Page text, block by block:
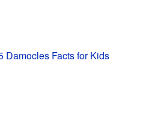
Damocles Facts for Kids